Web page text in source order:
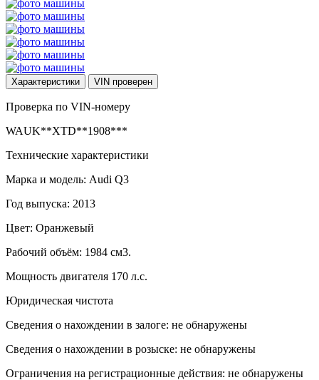
Характеристики VIN проверен
Проверка по VIN-номеру
WAUK**XTD**1908***
Технические характеристики
Марка и модель: Audi Q3
Год выпуска: 2013
Цвет: Оранжевый
Рабочий объём: 1984 см3.
Мощность двигателя 170 л.с.
Юридическая чистота
Сведения о нахождении в залоге: не обнаружены
Сведения о нахождении в розыске: не обнаружены
Ограничения на регистрационные действия: не обнаружены